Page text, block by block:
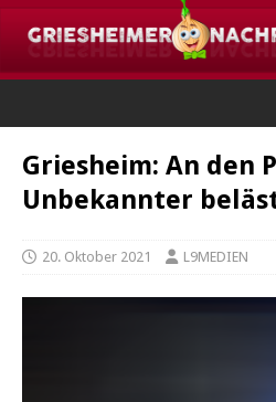
Griesheim: An den
Unbekannter
20. Oktober 2021 L9MEDIEN